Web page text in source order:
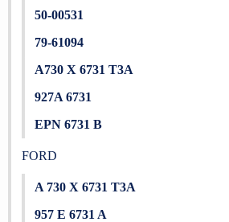
50-00531
79-61094
A730 X 6731 T3A
927A 6731
EPN 6731 B
FORD
A 730 X 6731 T3A
957 E 6731 A